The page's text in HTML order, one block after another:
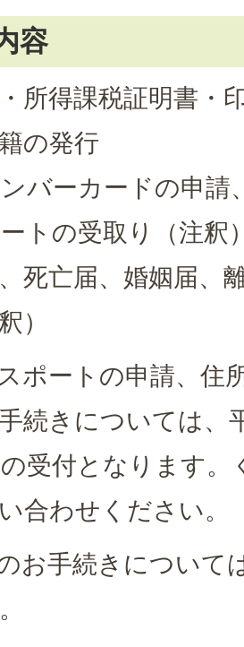
容
所得課税証明書・
の発行
バーカードの申請
トの受取り（注釈
死亡届、婚姻届、
）
ポートの申請、住
続きについては、
受付となります。
合わせください。
お手続きについて